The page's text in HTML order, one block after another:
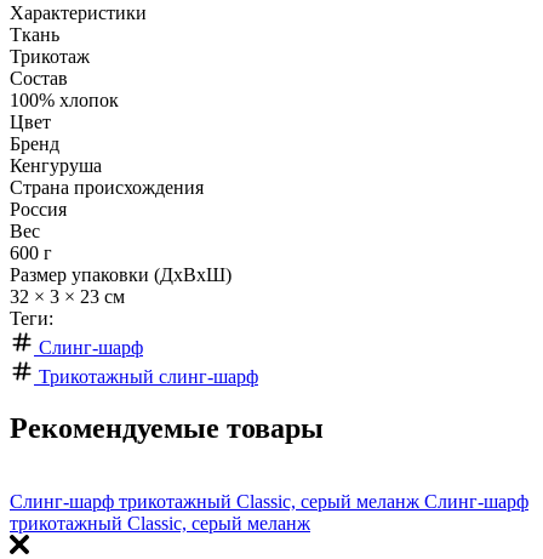
Характеристики
Ткань
Трикотаж
Состав
100% хлопок
Цвет
Бренд
Кенгуруша
Страна происхождения
Россия
Вес
600 г
Размер упаковки (ДхВхШ)
32 × 3 × 23 см
Теги:
Слинг-шарф
Трикотажный слинг-шарф
Рекомендуемые товары
Слинг-шарф трикотажный Classic, серый меланж Слинг-шарф
трикотажный Classic, серый меланж